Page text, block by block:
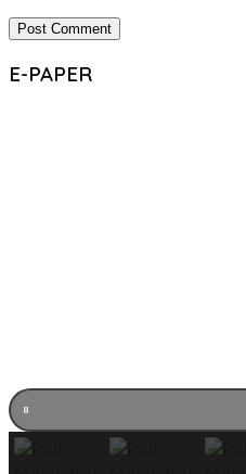
E-PAPER